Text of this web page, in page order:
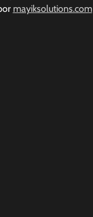
mayiksolutions.com